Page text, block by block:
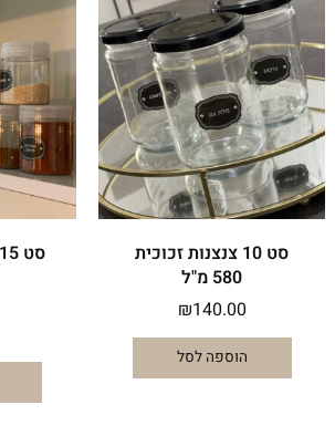
סט 10 צנצנות זכוכית
580 מ"ל
₪140.00
הוספה לסל